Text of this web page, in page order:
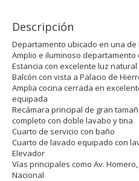
Descripción
Departamento ubicado en una
Amplio e iluminoso departamento
Estancia con excelente luz
Balcón con vista a Palacio de
Amplia cocina cerrada en
equipada
Recámara principal de gran
completo con doble lavabo y tina
Cuarto de servicio con baño
Cuarto de lavado equipado con
Elevador
Vías principales como Av.
Nacional